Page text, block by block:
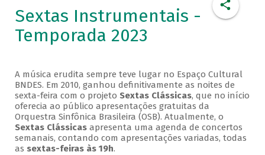
Sextas Instrumentais -
Temporada 2023
A música erudita sempre teve lugar no Espaço Cultural
BNDES. Em 2010, ganhou definitivamente as noites de
sexta-feira com o projeto Sextas Clássicas, que no início
oferecia ao público apresentações gratuitas da
Orquestra Sinfônica Brasileira (OSB). Atualmente, o
Sextas Clássicasapresenta uma agenda de concertos
semanais, contando com apresentações variadas, todas
as sextas-feiras às 19h.